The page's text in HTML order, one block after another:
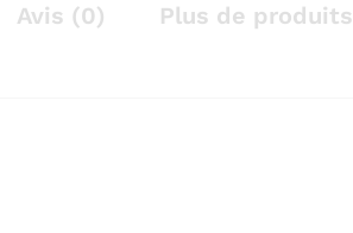
Avis (0)
Plus de produits